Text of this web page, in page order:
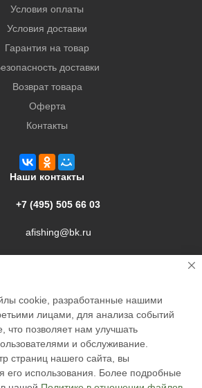
Условия оплаты
Условия доставки
Гарантия на товар
доставки
Возврат товара
Оферта
Контакты
Наши контакты
+7 (495) 505 66 03
afishing@bk.ru
- продажа товаров для рыбалки по
Москве и России
cookie, разработанные нашими
лицами, для анализа событий
что позволяет нам улучшать
и обслуживание.
страниц нашего сайта, вы
его использования. Более подробные